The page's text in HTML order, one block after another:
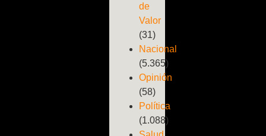
de
Valor
(31)
Nacional
(5.365)
Opinión
(58)
Política
(1.088)